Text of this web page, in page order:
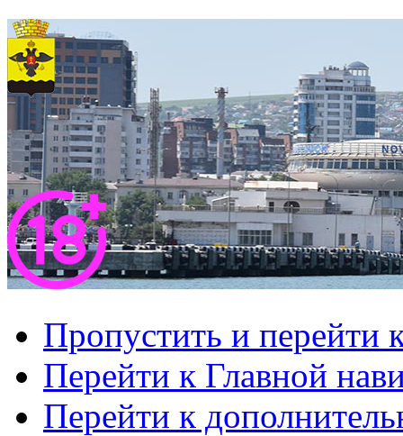
Пропустить и перейти
Перейти к Главной
Перейти к